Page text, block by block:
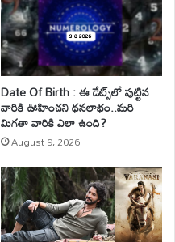
Date Of Birth : ఈ డేట్స్‌లో పుట్టిన
వారికి ఊహించని ధనలాభం..మరి
మిగతా వారికి ఎలా ఉంది?
August 9, 2026